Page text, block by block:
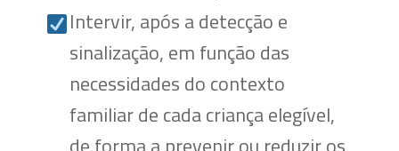
Intervir, após a detecção e
sinalização, em função das
necessidades do contexto
familiar de cada criança elegível,